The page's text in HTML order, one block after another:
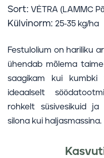
Sort: VĖTRA (LAMMC
Külvinorm: 25-35 kg/ha
Festulolium on hariliku
ühendab mõlema
saagikam kui kumbki
ideaalselt
rohkelt süsivesikuid
silona kui haljasmassina.